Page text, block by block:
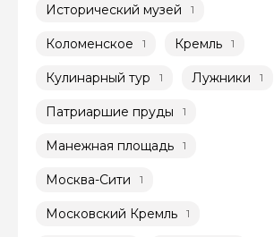
Исторический музей 1
Коломенское 1 Кремль 1
Кулинарный тур 1 Лужники 1
Патриаршие пруды 1
Манежная площадь 1
Москва-Сити 1
Московский Кремль 1